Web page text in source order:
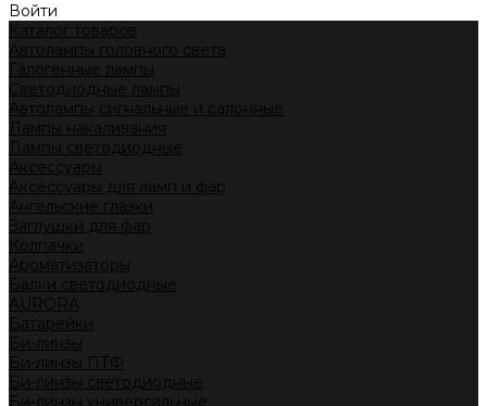
Войти
Каталог товаров
Автолампы головного света
Галогенные лампы
Светодиодные лампы
Автолампы сигнальные и салонные
Лампы накаливания
Лампы светодиодные
Аксессуары
Аксессуары для ламп и фар
Ангельские глазки
Заглушки для фар
Колпачки
Ароматизаторы
Балки светодиодные
AURORA
Батарейки
Би-линзы
Би-линзы ПТФ
Би-линзы светодиодные
Би-линзы универсальные